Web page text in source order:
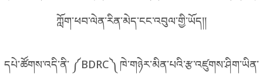
ཀློག་ཕབ་ལེན་རིན་མེད་ངང་འབུལ་གྱི་ཡོད།།
དཔེ་ཚོགས་འདི་ནི་ ༼BDRC༽ ཁེ་གཉེར་མིན་པའི་རྩ་འཛུགས་ཤིག་ཡིན་